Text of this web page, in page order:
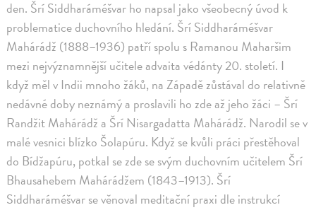
den. Šrí Siddharáméšvar ho napsal jako všeobecný úvod k
problematice duchovního hledání. Šrí Siddharáméšvar
Mahárádž (1888–1936) patří spolu s Ramanou Maharšim
mezi nejvýznamnější učitele advaita védánty 20. století. I
když měl v Indii mnoho žáků, na Západě zůstával do relativně
nedávné doby neznámý a proslavili ho zde až jeho žáci – Šrí
Randžit Mahárádž a Šrí Nisargadatta Mahárádž. Narodil se v
malé vesnici blízko Šolapúru. Když se kvůli práci přestěhoval
do Bídžapúru, potkal se zde se svým duchovním učitelem Šrí
Bhausahebem Mahárádžem (1843–1913). Šrí
Siddharáméšvar se věnoval meditační praxi dle instrukcí